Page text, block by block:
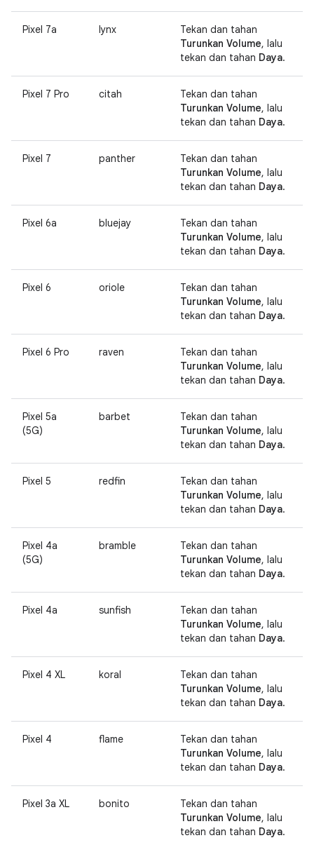
Pixel 7a lynx
Tekan dan tahan
Turunkan Volume, lalu
tekan dan tahan Daya.
Pixel 7 Pro citah
Tekan dan tahan
Turunkan Volume, lalu
tekan dan tahan Daya.
Pixel 7 panther
Tekan dan tahan
Turunkan Volume, lalu
tekan dan tahan Daya.
Pixel 6a bluejay
Tekan dan tahan
Turunkan Volume, lalu
tekan dan tahan Daya.
Pixel 6 oriole
Tekan dan tahan
Turunkan Volume, lalu
tekan dan tahan Daya.
Pixel 6 Pro raven
Tekan dan tahan
Turunkan Volume, lalu
tekan dan tahan Daya.
Pixel 5a
(5G)
barbet
Tekan dan tahan
Turunkan Volume, lalu
tekan dan tahan Daya.
Pixel 5 redfin
Tekan dan tahan
Turunkan Volume, lalu
tekan dan tahan Daya.
Pixel 4a
(5G)
bramble
Tekan dan tahan
Turunkan Volume, lalu
tekan dan tahan Daya.
Pixel 4a sunfish
Tekan dan tahan
Turunkan Volume, lalu
tekan dan tahan Daya.
Pixel 4 XL koral
Tekan dan tahan
Turunkan Volume, lalu
tekan dan tahan Daya.
Pixel 4 flame
Tekan dan tahan
Turunkan Volume, lalu
tekan dan tahan Daya.
Pixel 3a XL bonito
Tekan dan tahan
Turunkan Volume, lalu
tekan dan tahan Daya.